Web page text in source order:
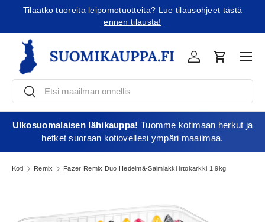
Tilaatko tuoreita leipomotuotteita? Lue tilausohjeet tästä
ennen tilausta!
EtsiEtsi
KirjauduOstoskori
Ulkosuomalaisen lähikauppa! Tuomme kotimaan herkut ja
hetket suoraan kotiovellesi ympäri maailmaa.
Koti Remix Fazer Remix Duo Hedelmä-Salmiakki irtokarkki 1,9kg